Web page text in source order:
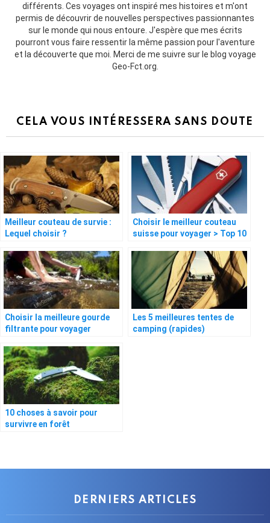
différents. Ces voyages ont inspiré mes histoires et m'ont
permis de découvrir de nouvelles perspectives passionnantes
sur le monde qui nous entoure. J'espère que mes écrits
pourront vous faire ressentir la même passion pour l'aventure
et la découverte que moi. Merci de me suivre sur le blog voyage
Geo-Fct.org.
CELA VOUS INTÉRESSERA SANS DOUTE
Meilleur couteau de survie :
Lequel choisir ?
Choisir le meilleur couteau
suisse pour voyager > Top 10
Choisir la meilleure gourde
filtrante pour voyager
Les 5 meilleures tentes de
camping (rapides)
10 choses à savoir pour
survivre en forêt
DERNIERS ARTICLES